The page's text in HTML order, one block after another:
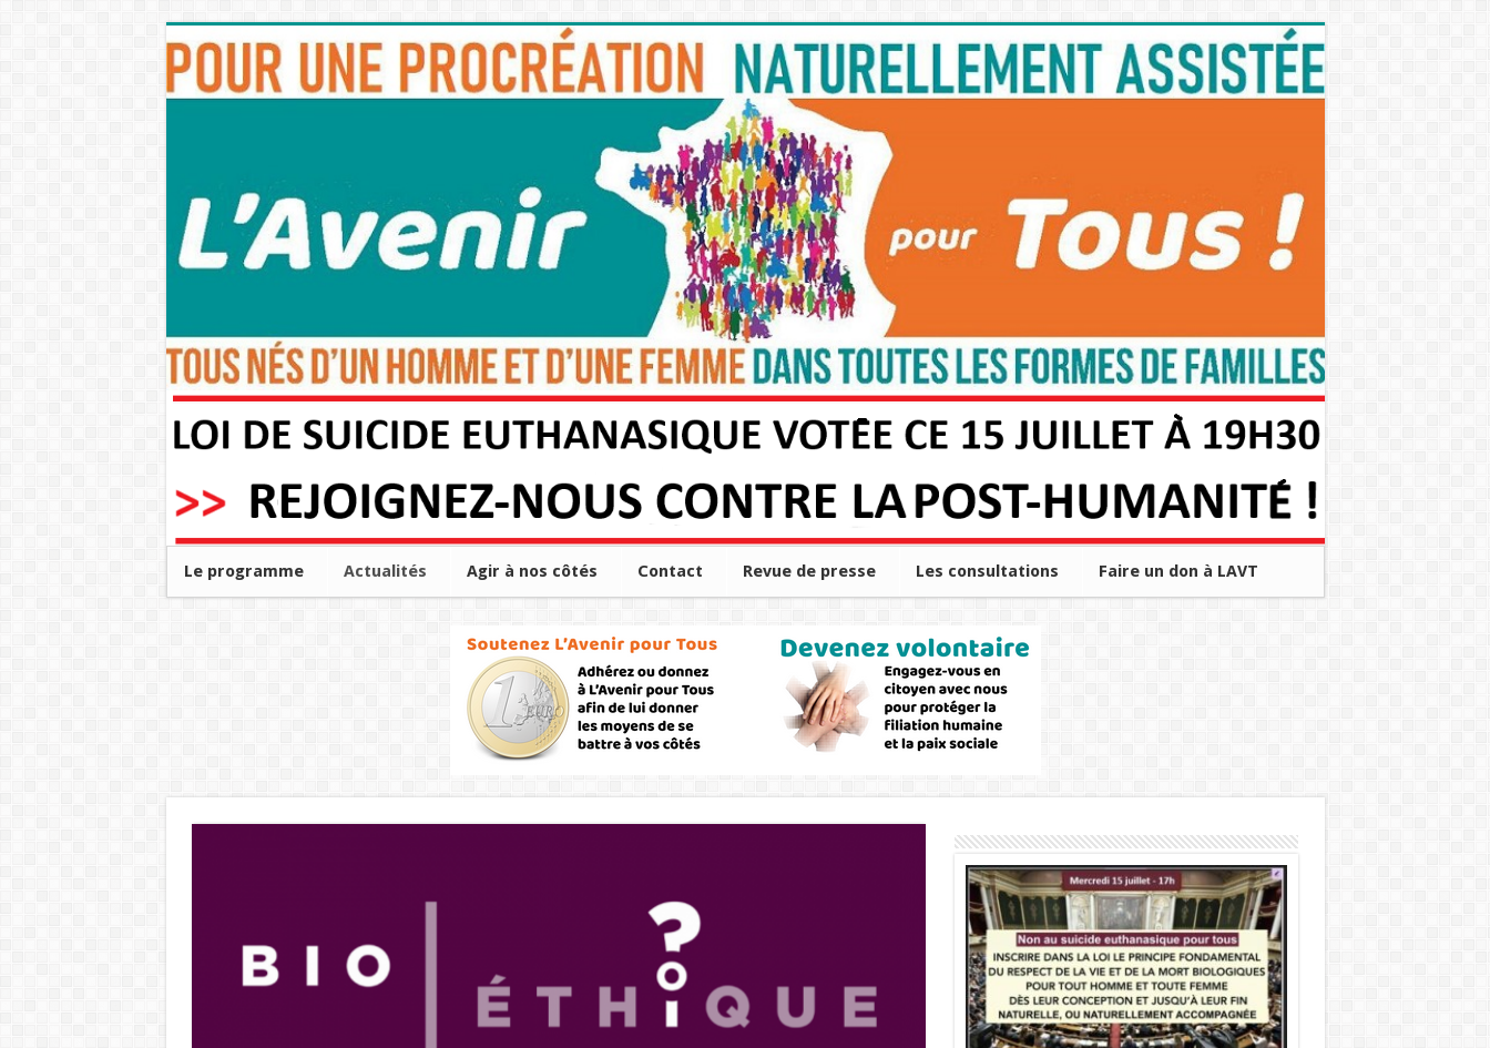
Le programme Actualités Agir à nos côtés Contact Revue de presse Les consultations Faire un don à LAVT